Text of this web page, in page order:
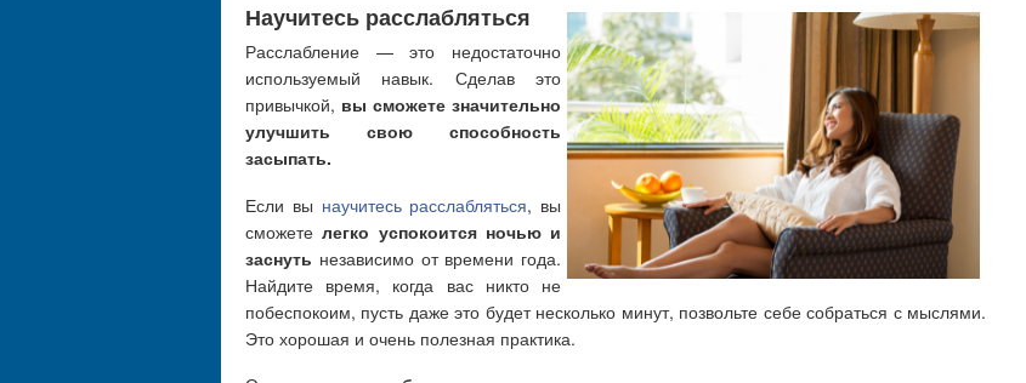
Научитесь расслабляться
Расслабление — это недостаточно
используемый навык. Сделав это
привычкой, вы сможете значительно
улучшить свою способность
засыпать.
Если вы научитесь расслабляться, вы
сможетелегко успокоится ночью и
заснуть независимо от времени года.
Найдите время, когда вас никто не
побеспокоим, пусть даже это будет несколько минут, позвольте себе собраться с мыслями.
Это хорошая и очень полезная практика.